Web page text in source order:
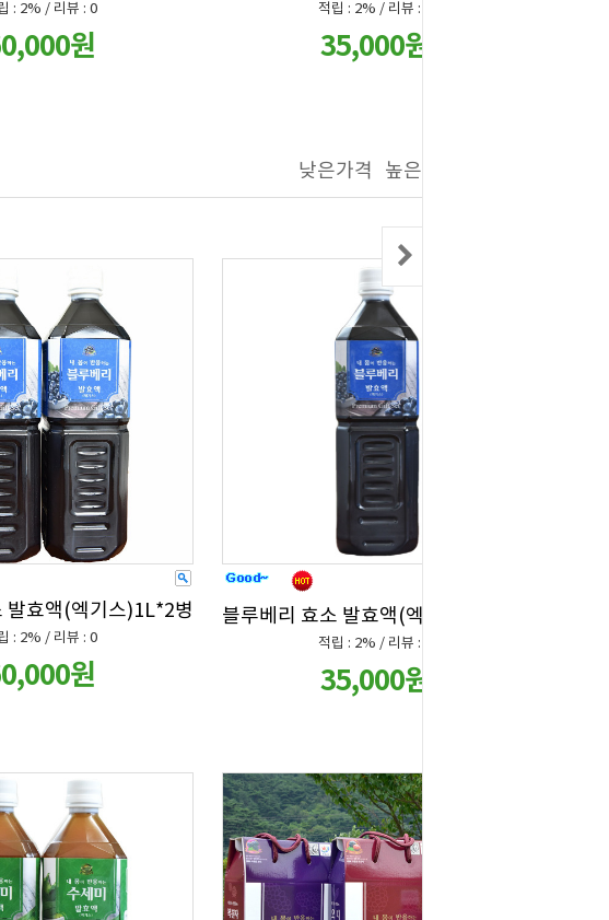
: 2% / 리뷰 : 0
원
적립 : 2% / 리뷰 : 0
35,000원
낮은가격 높은가격
발효액(엑기스)1L*2병
: 2% / 리뷰 : 0
원
블루베리 효소 발효액(엑기스)1L*1병
적립 : 2% / 리뷰 : 0
35,000원